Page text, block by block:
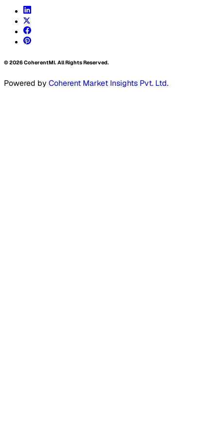
©2026CoherentMI. All Rights Reserved.
Powered by Coherent Market Insights Pvt. Ltd.